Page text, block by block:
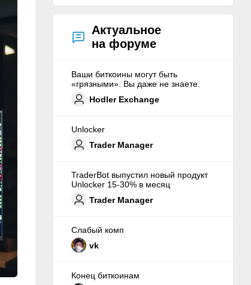
Актуальное
на форуме
Ваши биткоины могут быть
«грязными». Вы даже не знаете.
Hodler Exchange
Unlocker
Trader Manager
TraderBot выпустил новый продукт
Unlocker 15-30% в месяц
Trader Manager
Слабый комп
vk
Конец биткоинам